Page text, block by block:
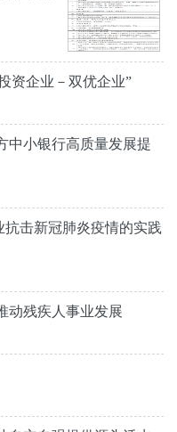
资企业－双优企业”
中小银行高质量发展提
击新冠肺炎疫情的实践
动残疾人事业发展